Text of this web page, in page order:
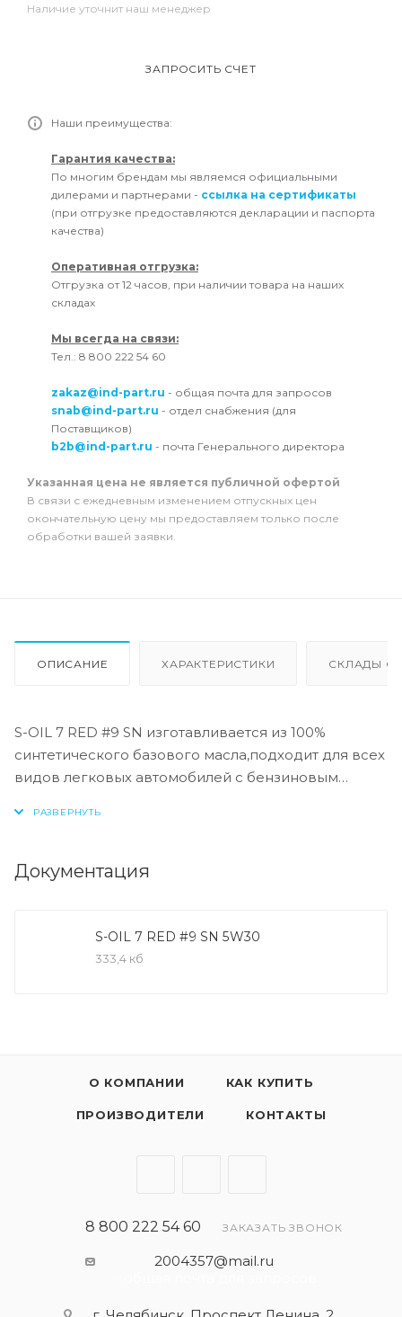
Наличие уточнит наш менеджер
ЗАПРОСИТЬ СЧЕТ
Наши преимущества:
Гарантия качества:
По многим брендам мы являемся официальными
дилерами и партнерами - ссылка на сертификаты
(при отгрузке предоставляются декларации и паспорта
качества)
Оперативная отгрузка:
Отгрузка от 12 часов, при наличии товара на наших
складах
Мы всегда на связи:
Тел.: 8 800 222 54 60
zakaz@ind-part.ru - общая почта для запросов
snab@ind-part.ru - отдел снабжения (для
Поставщиков)
b2b@ind-part.ru - почта Генерального директора
Указанная цена не является публичной офертой
В связи с ежедневным изменением отпускных цен
окончательную цену мы предоставляем только после
обработки вашей заявки.
ОПИСАНИЕ ХАРАКТЕРИСТИКИ СКЛАДЫ
S-OIL 7 RED #9 SN изготавливается из 100%
синтетического базового масла,подходит для всех
видов легковых автомобилей с бензиновым
вголовке цилиндров (DOHC), двигатель с
SN, ILSAC GF-5.​
непосредственного впрыска(GDI),
каталитическими преобразователями
масляной пленки смазочного масла даже при
Документация
S-OIL 7 RED #9 SN 5W30
333,4 кб
О КОМПАНИИ КАК КУПИТЬ
ПРОИЗВОДИТЕЛИ КОНТАКТЫ
8 800 222 54 60 ЗАКАЗАТЬ ЗВОНОК
2004357@mail.ru